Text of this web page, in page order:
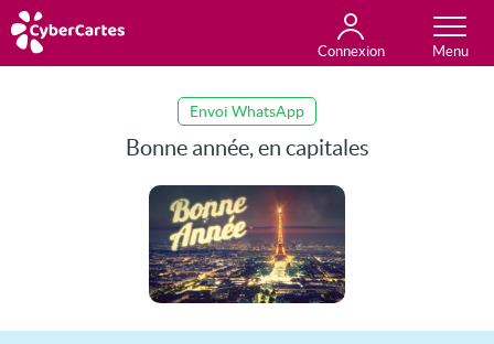
Connexion
Toutes les cartes
Envoi WhatsApp
Bonne année, en capitales